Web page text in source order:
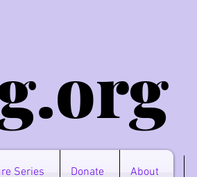
rg
Series Donate About